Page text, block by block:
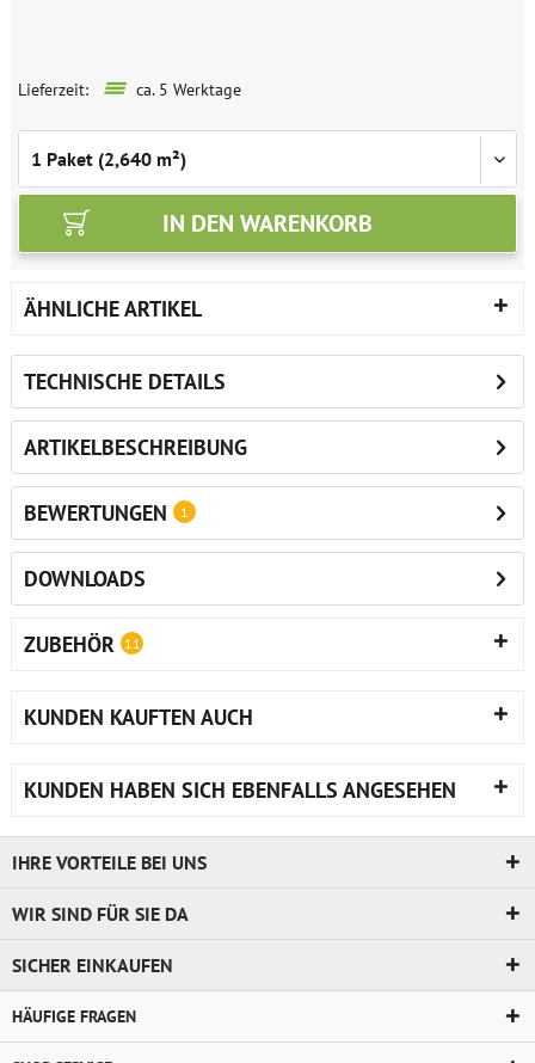
Lieferzeit: ca. 5 Werktage
IN DEN WARENKORB
ÄHNLICHE ARTIKEL
TECHNISCHE DETAILS
ARTIKELBESCHREIBUNG
BEWERTUNGEN 1
DOWNLOADS
ZUBEHÖR 11
KUNDEN KAUFTEN AUCH
KUNDEN HABEN SICH EBENFALLS ANGESEHEN
IHRE VORTEILE BEI UNS
WIR SIND FÜR SIE DA
SICHER EINKAUFEN
HÄUFIGE FRAGEN